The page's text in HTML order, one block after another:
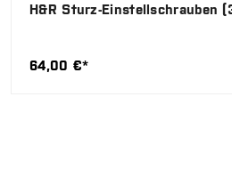
H&R Sturz-Einstellschrauben
64,00 €*